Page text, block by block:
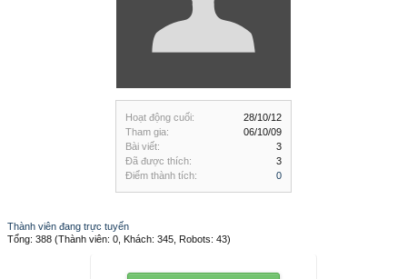
Hoạt động cuối:
28/10/12
Tham gia:
06/10/09
Bài viết:
3
Đã được thích:
3
Điểm thành tích:
0
Thành viên đang trực tuyến
Tổng: 388 (Thành viên: 0, Khách: 345, Robots: 43)